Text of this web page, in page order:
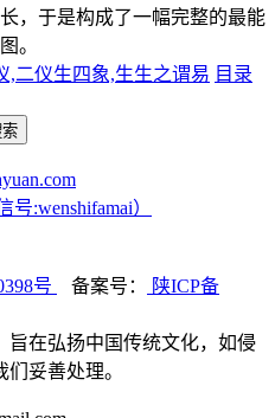
，于是构成了一幅完整的最能
。
,二仪生四象,生生之谓易 目录
:wenshifamai）
号
备案号：
陕ICP备
旨在弘扬中国传统文化，如侵
妥善处理。